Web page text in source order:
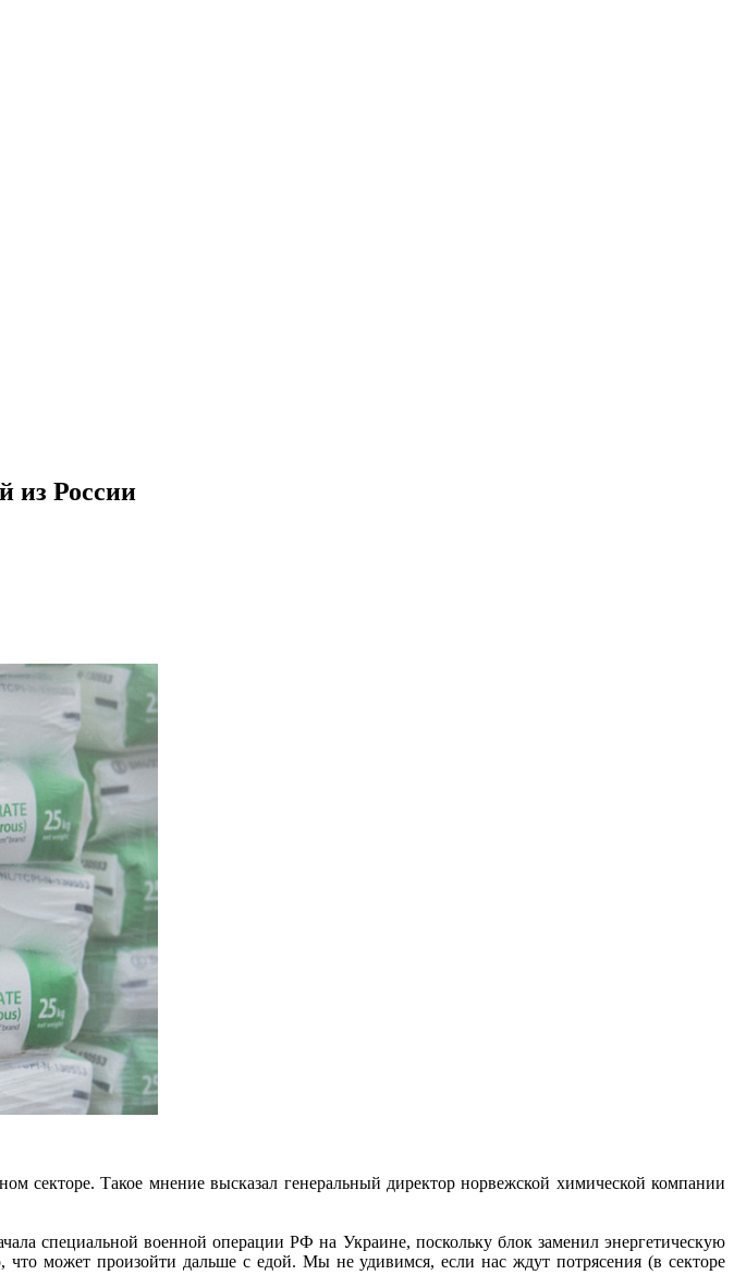
из России
секторе. Такое мнение высказал генеральный директор норвежской химической компании
специальной военной операции РФ на Украине, поскольку блок заменил энергетическую
может произойти дальше с едой. Мы не удивимся, если нас ждут потрясения (в секторе